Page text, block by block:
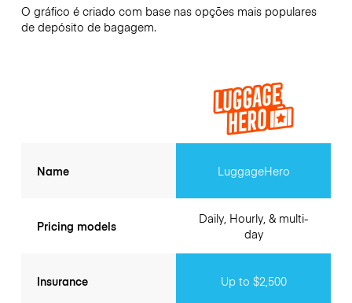
O gráfico é criado com base nas opções mais populares
de depósito de bagagem.
Name
Pricing models
Insurance
LuggageHero
Daily, Hourly, & multi-
day
Up to $2,500